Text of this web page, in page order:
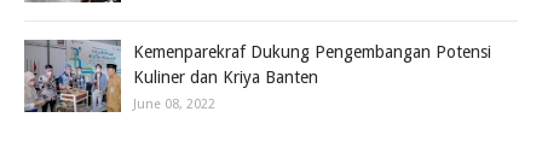
Kemenparekraf Dukung Pengembangan Potensi
Kuliner dan Kriya Banten
June 08, 2022